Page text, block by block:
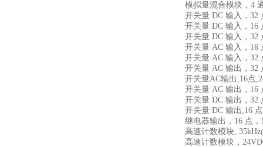
模拟量混合模块，4
开关量 DC 输入，32
开关量 DC 输入，16
开关量 DC 输入，32
开关量 AC 输入，16
开关量 AC 输入，32
开关量 AC 输出，32
开关量AC输出,16点
开关量 AC 输出，16
开关量 DC 输出，32
开关量 DC 输出,16
继电器输出，16 点，
高速计数模块,
高速计数模块，